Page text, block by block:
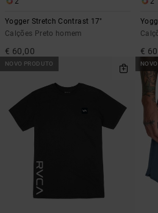
Yogger Stretch Contrast 17"
Calções Preto homem
€ 60,00 €
NOVO PRODUTO